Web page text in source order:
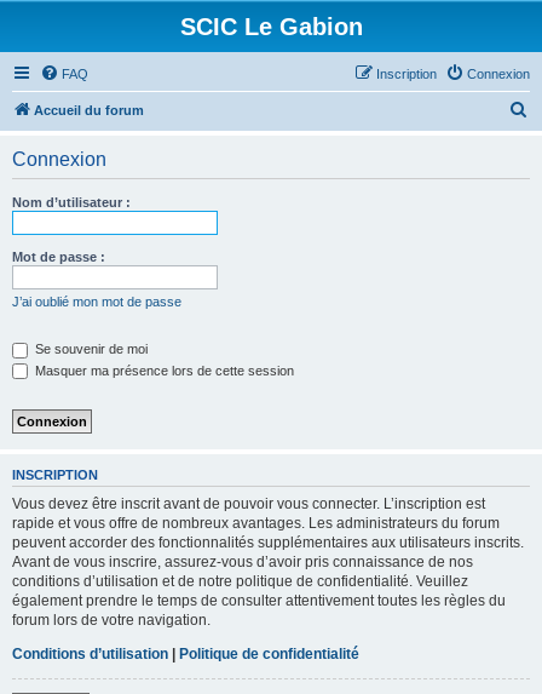
SCIC Le Gabion
FAQ Connexion
Inscription
Accueil du forum
Connexion
Nom d’utilisateur :
Mot de passe :
J’ai oublié mon mot de passe
Se souvenir de moi
Masquer ma présence lors de cette session
INSCRIPTION
Vous devez être inscrit avant de pouvoir vous connecter. L’inscription est
rapide et vous offre de nombreux avantages. Les administrateurs du forum
peuvent accorder des fonctionnalités supplémentaires aux utilisateurs inscrits.
Avant de vous inscrire, assurez-vous d’avoir pris connaissance de nos
conditions d’utilisation et de notre politique de confidentialité. Veuillez
également prendre le temps de consulter attentivement toutes les règles du
forum lors de votre navigation.
Conditions d’utilisation | Politique de confidentialité